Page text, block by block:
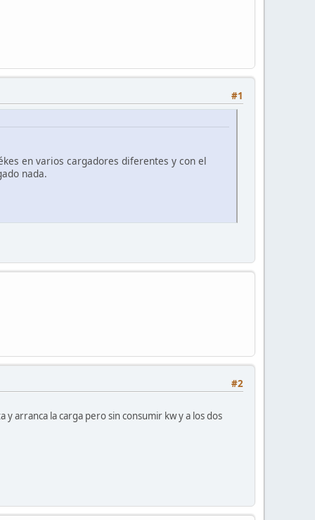
#1
en varios cargadores diferentes y con el
nada.
#2
arranca la carga pero sin consumir kw y a los dos